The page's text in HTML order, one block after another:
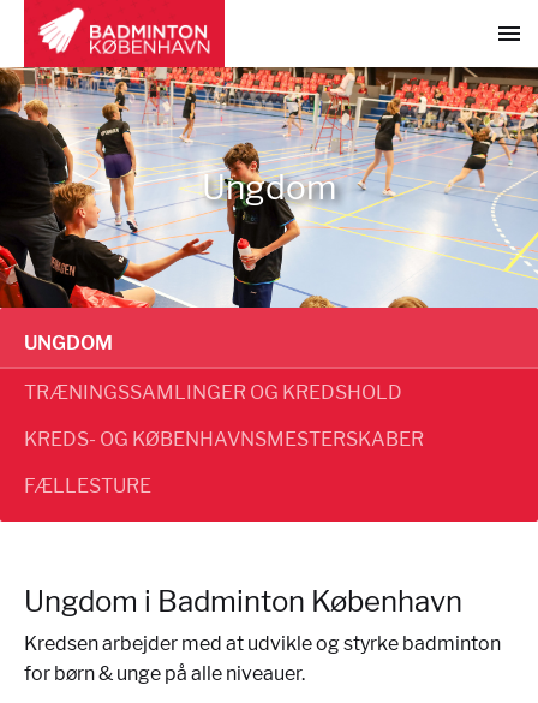
Ungdom
UNGDOM
TRÆNINGSSAMLINGER OG KREDSHOLD
KREDS- OG KØBENHAVNSMESTERSKABER
FÆLLESTURE
Ungdom i Badminton København
Kredsen arbejder med at udvikle og styrke badminton
for børn & unge på alle niveauer.